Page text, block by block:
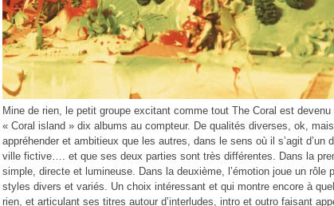
Mine de rien, le petit groupe excitant comme tout The Coral est
« Coral island » dix albums au compteur. De qualités diverses, ok,
appréhender et ambitieux que les autres, dans le sens où il s’agit d’un
ville fictive…. et que ses deux parties sont très différentes. Dans la
simple, directe et lumineuse. Dans la deuxième, l’émotion joue un
styles divers et variés. Un choix intéressant et qui montre encore à
rien, et articulant ses titres autour d’interludes, intro et outro faisant